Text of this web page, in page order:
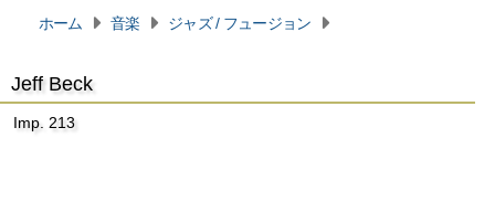
ホーム 音楽 ジャズ / フュージョン
Jeff Beck
Imp. 213